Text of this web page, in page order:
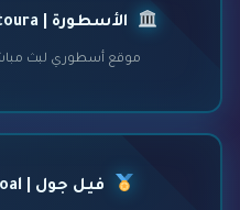
الأسطورة | Al Ostoura - بث مباشر لايف
موقع أسطوري لبث
فيل جول | Filgoal - أخبار ومباريات